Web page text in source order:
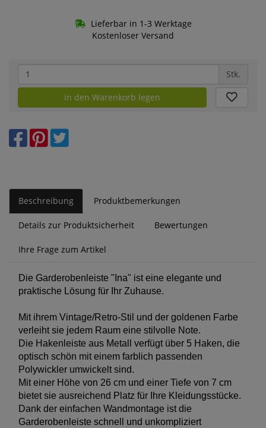
Lieferbar in 1-3 Werktage
Kostenloser Versand
Stk.
in den Warenkorb legen
Beschreibung Produktbemerkungen
Details zur Produktsicherheit Bewertungen
Ihre Frage zum Artikel
Die Garderobenleiste "Ina" ist eine elegante und
praktische Lösung für Ihr Zuhause.
Mit ihrem Vintage/Retro-Stil und der goldenen Farbe
verleiht sie jedem Raum eine stilvolle Note.
Die Hakenleiste aus Metall verfügt über 5 Haken, die
optisch schön mit einem farblich passenden
Polywickler umwickelt sind.
Mit einer Höhe von 26 cm und einer Tiefe von 7 cm
bietet sie ausreichend Platz für Ihre Kleidungsstücke.
Dank der einfachen Wandmontage ist die
Garderobenleiste schnell und unkompliziert